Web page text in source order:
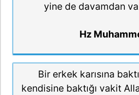
yine de davamdan
Hz
Bir erkek karısına
kendisine baktığı vakit